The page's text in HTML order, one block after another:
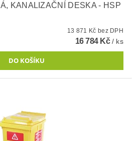
KANALIZAČNÍ DESKA - HSP
13 871 Kč bez DPH
16 784 Kč/ ks